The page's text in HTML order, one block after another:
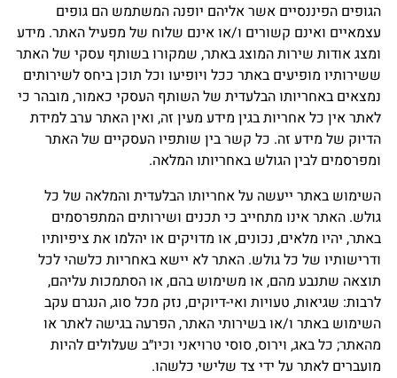
הגופים הפיננסיים אשר אליהם יופנה המשתמש הם גופים
עצמאיים ואינם קשורים ו/או אינם שלוח של מפעיל האתר. מידע
ומצג אודות שירות המוצג באתר, שמקורו בשותף עסקי של האתר
ששירותיו מופיעים באתר ככל ויופיעו וכל תוכן ביחס לשירותים
נמצאים באחריותו הבלעדית של השותף העסקי כאמור, מובהר כי
לאתר אין כל אחריות בגין מידע מעין זה, ואין האתר ערב למידת
הדיוק של מידע זה. כל קשר בין שותפיו העסקיים של האתר
ומפרסמים לבין הגולש באחריותו המלאה.
השימוש באתר ייעשה על אחריותו הבלעדית והמלאה של כל
גולש. האתר אינו מתחייב כי תכנים ושירותים המתפרסמים
באתר, יהיו מלאים, נכונים, או מדויקים או יהלמו את ציפיותיו
ודרישותיו של כל גולש. האתר לא יישא באחריות כלשהי לכל
תוצאה שתנבע מהם, או משימוש בהם, או הסתמכות עליהם,
לרבות: שגיאות, טעויות ואי-דיוקים, נזק מכל סוג, הנגרם עקב
השימוש באתר ו/או בשירותי האתר, הפרעה בגישה לאתר או
מהאתר; כל באג, וירוס, סוסי טרויאני וכיו״ב שעלולים להיות
מועברים לאתר על ידי צד שלישי כלשהו.